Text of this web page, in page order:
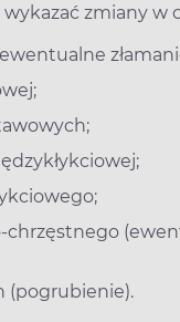
wykazać zmiany w
chrzęstnego
(pogrubienie).